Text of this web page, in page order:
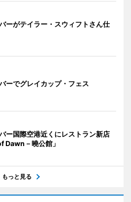
ーがテイラー・スウィフトさん仕
ーでグレイカップ・フェス
ー国際空港近くにレストラン新店
Dawn－曉公館」
もっと見る